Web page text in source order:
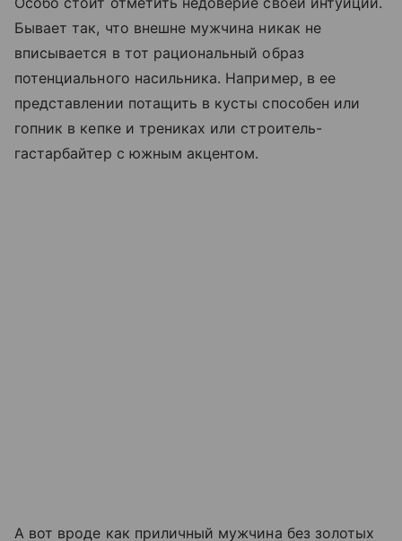
Бывает так, что внешне мужчина никак не
вписывается в тот рациональный образ
потенциального насильника. Например, в ее
представлении потащить в кусты способен или
гопник в кепке и трениках или строитель-
гастарбайтер с южным акцентом.
А вот вроде как приличный мужчина без золотых